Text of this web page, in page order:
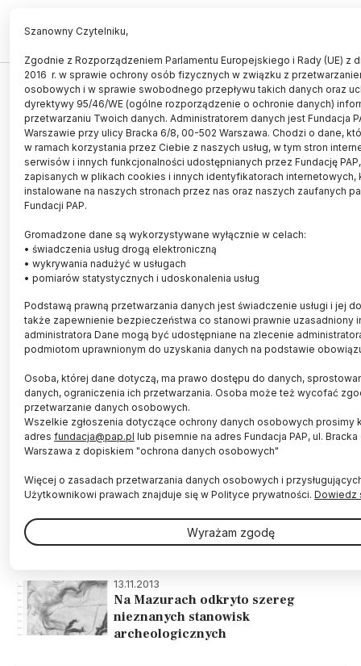
PAŃSTWOWE MUZEUM ARCHEOLOGICZNE
Spektakularne wyroby ceramiczne
sprzed 6 tys. lat na wystawie w
Warszawie
Zbiór bogato zdobionych naczyń oraz figurek
glinianych przedstawiających ludzi i zwierzęta,
odkrytych podczas badań prowadzonych pod
koniec XIX i na początku XX w. na Ukrainie,
można obejrzeć na nowej wystawie czasowej
w Państwowym Muzeum Archeologicznym w
Warszawie.
13.11.2013
Na Mazurach odkryto szereg
nieznanych stanowisk
archeologicznych
Szanowny Czytelniku,
Zgodnie z Rozporządzeniem Parlamentu Europejskiego i Rady (UE) z
2016 r. w sprawie ochrony osób fizycznych w związku z
osobowych i w sprawie swobodnego przepływu takich danych oraz
dyrektywy 95/46/WE (ogólne rozporządzenie o ochronie danych)
przetwarzaniu Twoich danych. Administratorem danych jest Fundacja
Warszawie przy ulicy Bracka 6/8, 00-502 Warszawa. Chodzi o dane,
w ramach korzystania przez Ciebie z naszych usług, w tym stron
serwisów i innych funkcjonalności udostępnianych przez Fundację
zapisanych w plikach cookies i innych identyfikatorach internetowych,
instalowane na naszych stronach przez nas oraz naszych zaufanych
Fundacji PAP.
Gromadzone dane są wykorzystywane wyłącznie w celach:
• świadczenia usług drogą elektroniczną
• wykrywania nadużyć w usługach
• pomiarów statystycznych i udoskonalenia usług
Podstawą prawną przetwarzania danych jest świadczenie usługi i jej
także zapewnienie bezpieczeństwa co stanowi prawnie uzasadniony
administratora Dane mogą być udostępniane na zlecenie
podmiotom uprawnionym do uzyskania danych na podstawie
Osoba, której dane dotyczą, ma prawo dostępu do danych,
danych, ograniczenia ich przetwarzania. Osoba może też wycofać
przetwarzanie danych osobowych.
Wszelkie zgłoszenia dotyczące ochrony danych osobowych prosimy
adres fundacja@pap.pl lub pisemnie na adres Fundacja PAP, ul.
Warszawa z dopiskiem "ochrona danych osobowych"
Więcej o zasadach przetwarzania danych osobowych i
Użytkownikowi prawach znajduje się w Polityce prywatności. Dowiedz
Wyrażam zgodę